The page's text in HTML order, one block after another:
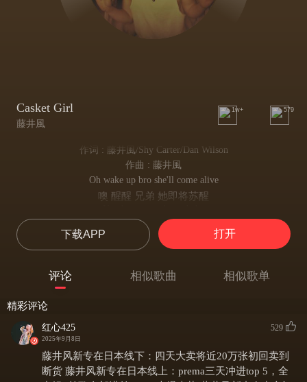
Casket Girl
藤井風
1w+ 579
作词 : 藤井風/Shy Carter/Dan Wilson
作曲 : 藤井風
Oh wake up bro she'll come alive
噢 醒醒 兄弟 她即将苏醒
你最好当心 宝贝
You better watch out baby
你最好当心 宝贝
噢 她即将摧毁你的人生
I just wanted to be free
我只渴望自由自在
下载APP 打开
评论 相似歌曲 相似歌单
精彩评论
红心425
2025年9月8日
529
藤井风新专在日本线下：四天大卖将近20万张初回卖到
断货 藤井风新专在日本线上：prema三天冲进top 5，全